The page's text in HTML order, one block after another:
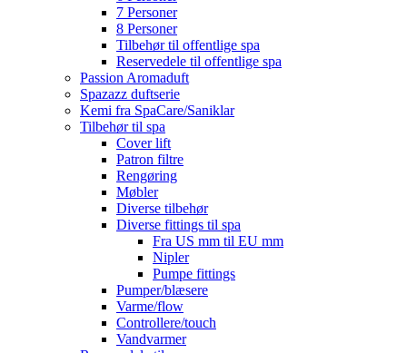
7 Personer
8 Personer
Tilbehør til offentlige spa
Reservedele til offentlige spa
Passion Aromaduft
Spazazz duftserie
Kemi fra SpaCare/Saniklar
Tilbehør til spa
Cover lift
Patron filtre
Rengøring
Møbler
Diverse tilbehør
Diverse fittings til spa
Fra US mm til EU mm
Nipler
Pumpe fittings
Pumper/blæsere
Varme/flow
Controllere/touch
Vandvarmer